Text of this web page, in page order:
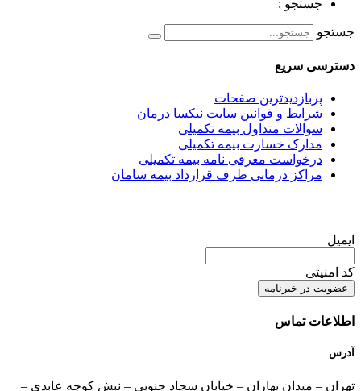
جستجو :
جستجو
دسترسی سریع
پربازدیدترین صفحات
شرایط و قوانین سایت نیکسا درمان
سوالات متداول بیمه تکمیلی
مدارک خسارت بیمه تکمیلی
درخواست معرفی نامه بیمه تکمیلی
مراکز درمانی طرف قرارداد بیمه سامان
ایمیل
کد امنیتی
اطلاعات تماس
آدرس
تهران – میدان بهاران – خیابان سجاد جنوبی – نبش کوچه عابدی –